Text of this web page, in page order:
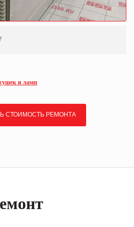
и ламп
СТОИМОСТЬ РЕМОНТА